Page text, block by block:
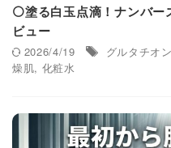
⚪塗る白玉点滴！ナンバ
ビュー
2026/4/19 グルタチオン
燥肌, 化粧水